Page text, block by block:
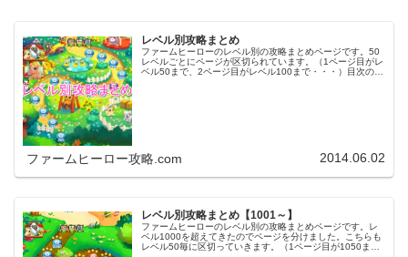
レベル別攻略まとめ
ファームヒーローのレベル別の攻略まとめページです。50
レベルごとにページが区切られています。（1ページ目がレ
ベル50まで、2ページ目がレベル100まで・・・）目次のリ
ファームヒーロー攻略.com 2014.06.02
レベル別攻略まとめ【1001～】
ファームヒーローのレベル別の攻略まとめページです。レ
ベル1000を超えてきたのでページを分けました。こちらも
レベル50毎に区切っていきます。（1ページ目が1050ま